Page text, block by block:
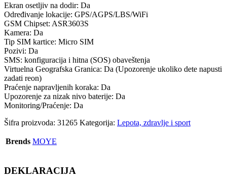
Ekran osetljiv na dodir: Da
Određivanje lokacije: GPS/AGPS/LBS/WiFi
GSM Chipset: ASR3603S
Kamera: Da
Tip SIM kartice: Micro SIM
Pozivi: Da
SMS: konfiguracija i hitna (SOS) obaveštenja
Virtuelna Geografska Granica: Da (Upozorenje ukoliko dete napusti
zadati reon)
Praćenje napravljenih koraka: Da
Upozorenje za nizak nivo baterije: Da
Monitoring/Praćenje: Da
Šifra proizvoda: 31265 Kategorija: Lepota, zdravlje i sport
Brends MOYE
DEKLARACIJA